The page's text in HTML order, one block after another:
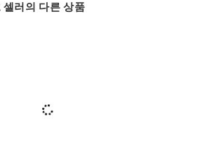
셀러의 다른 상품